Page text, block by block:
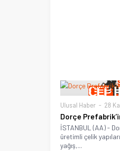
Ulusal Haber 28
Dorçe
İSTANBUL (AA) -
üretimli çelik
yağış,...